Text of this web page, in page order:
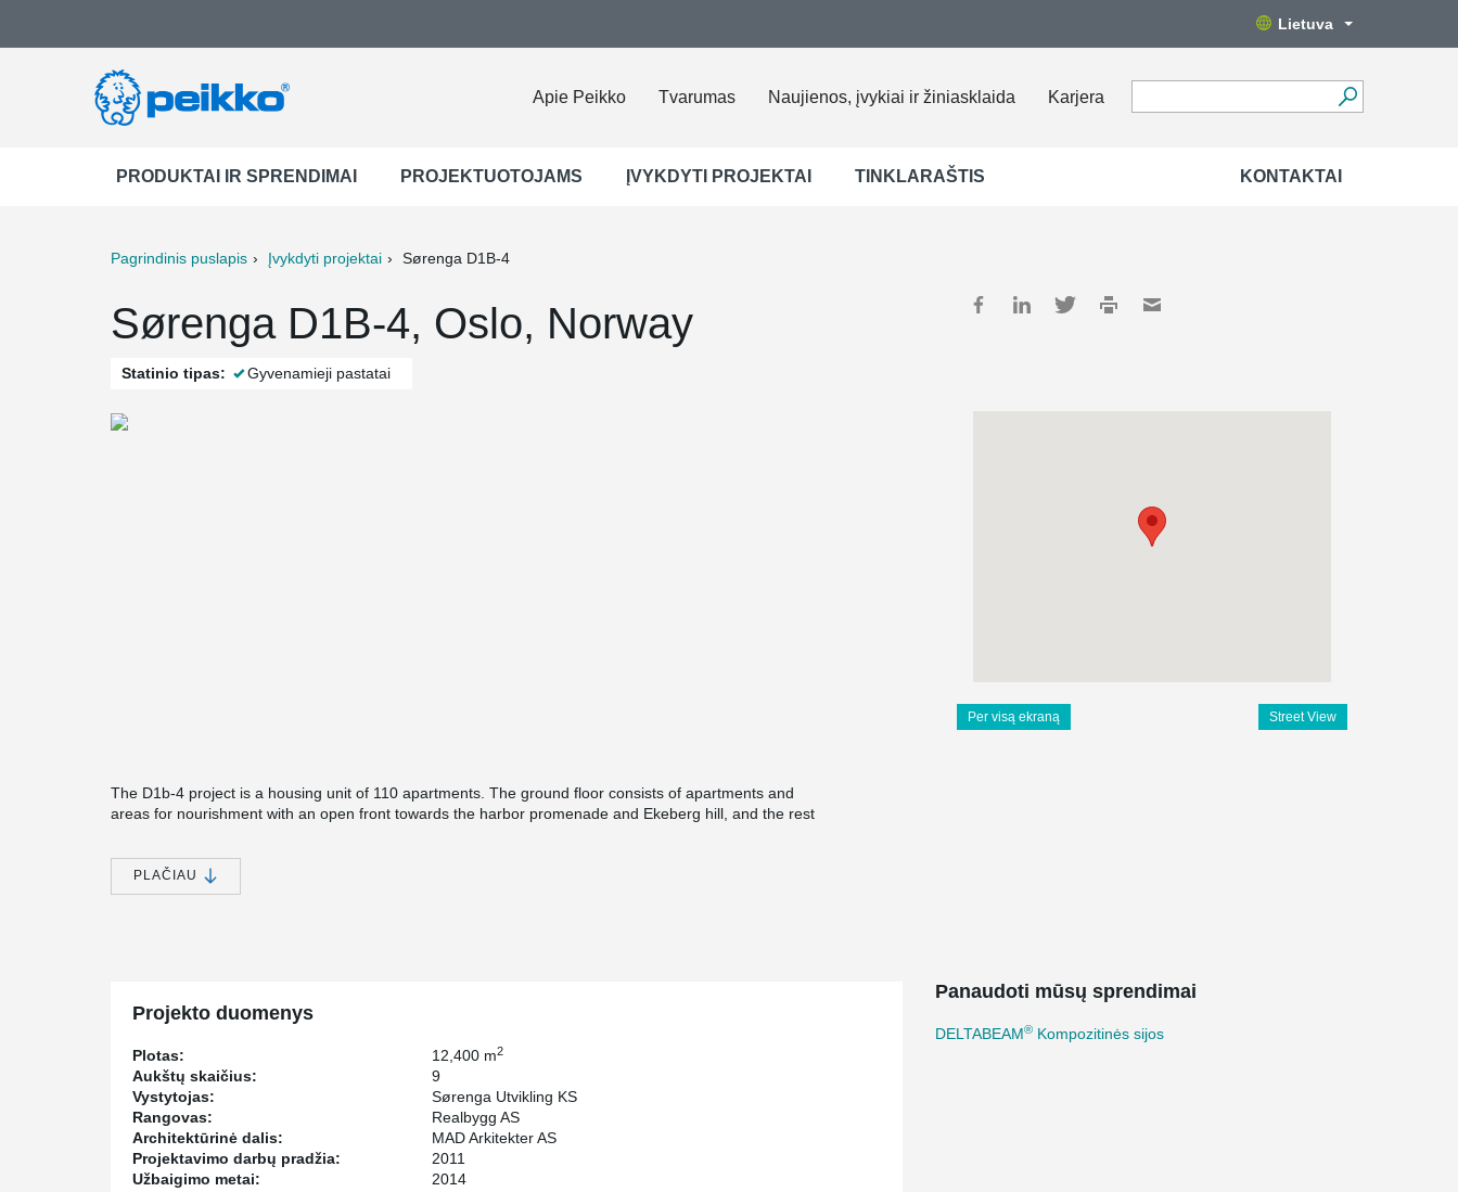
Lietuva
Apie Peikko Tvarumas Naujienos, įvykiai ir žiniasklaida Karjera
PRODUKTAI IR SPRENDIMAI PROJEKTUOTOJAMS ĮVYKDYTI PROJEKTAI TINKLARAŠTIS KONTAKTAI
Pagrindinis puslapis Įvykdyti projektai Sørenga D1B-4
Sørenga D1B-4, Oslo, Norway
Statinio tipas: Gyvenamieji pastatai
Per visą ekraną Street View
The D1b-4 project is a housing unit of 110 apartments. The ground floor consists of apartments and
areas for nourishment with an open front towards the harbor promenade and Ekeberg hill, and the rest
courtyard. The top floor of the building consists of a shared roof terrace.
Peikko's DELTABEAM
PLAČIAU
Projekto duomenys
Plotas: 12,400 m2
Aukštų skaičius:
9
Vystytojas:
Sørenga Utvikling KS
Rangovas:
Realbygg AS
Architektūrinė dalis:
MAD Arkitekter AS
Projektavimo darbų pradžia:
2011
Užbaigimo metai:
2014
Panaudoti mūsų sprendimai
DELTABEAM® Kompozitinės sijos